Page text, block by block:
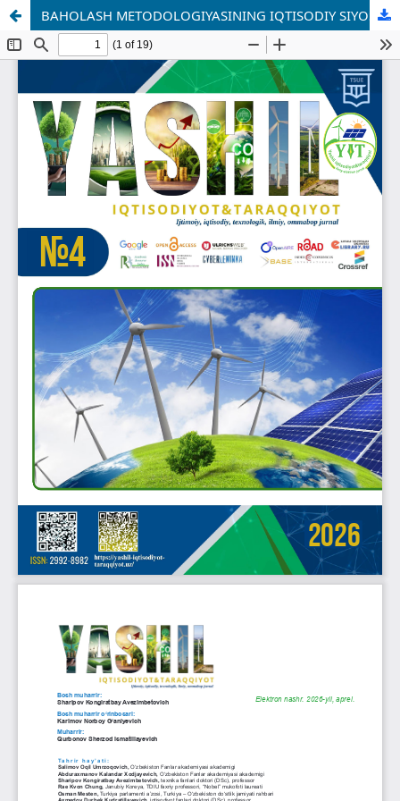
BAHOLASH METODOLOGIYASINING IQTISODIY SIYOSATGA TA’SIRI: O‘ZBEKISTONDA SHAFFOF MODEL TIZIMINI INSTITUTSIONAL TAHLIL QILISH